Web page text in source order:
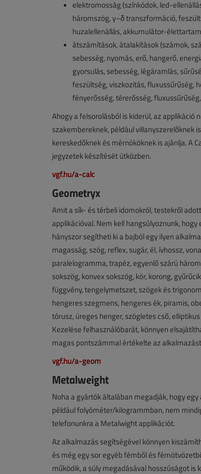
elektromosság (színkódok, led-
háromszög, y–δ transzformáció,
huzalellenállás, akkumulátor-
átszámítások, átalakítások (számok,
sebesség, nyomás, erő, hangerő,
gyorsulás, sebesség, légáramlás,
feszültség, viszkozitás, fluxussűrűség,
fényerősség, térerősség,
Ahogy a felsorolásból is kiderül, az
szakembereknek, például villanyszerelőknek
kereskedőknek és mérnököknek is ajánlja. A
jegyzetek készítését útközben.
vgf.hu/a-calc
Geometryx
Amit a sík- és térbeli idomokról, testekről
applikációval. Nem kell hangsúlyoznunk,
hányszor segítheti ki a bajból egy ilyen
magasság, szög, reflex, sugár, él, ívhossz,
paralelogramma, trapéz, egyenlő szárú
sokszög, konvex sokszög, kör, korong,
függvény, tengelymetszet, szögek és
hengeres szegmens, hengeres ék, piramis,
tórusz, üreges henger, szögletes cső,
Kezelése felhasználóbarát, könnyen
magas pontszámmal értékelte az
vgf.hu/a-geom
Metalweight
Noha a gyártók általában megadják, hogy
például folyóméter/kilogrammban, nem
telefonunkra a Metalwight applikációt.
Az alkalmazás segítségével könnyen
és még egy sor egyéb fémből és
működik, a súly megadásával hosszúságot